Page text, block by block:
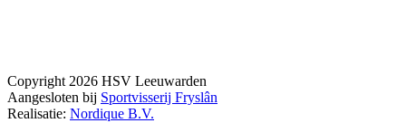
Copyright 2026 HSV Leeuwarden
Aangesloten bij Sportvisserij Fryslân
Realisatie: Nordique B.V.